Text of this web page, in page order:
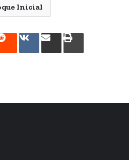
Inicial
RedditVKontakte
SharePrint